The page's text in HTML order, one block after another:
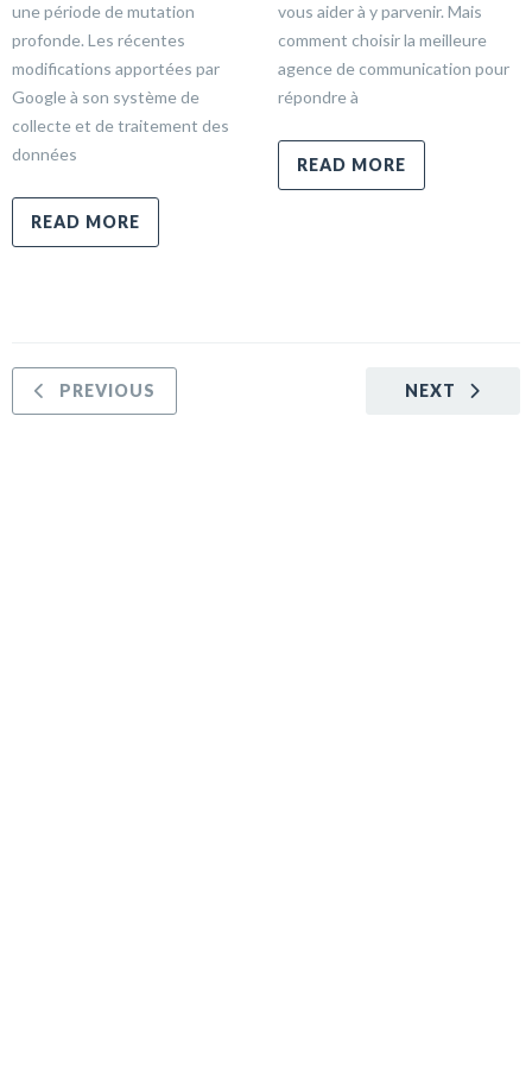
une période de mutation
profonde. Les récentes
modifications apportées par
Google à son système de
collecte et de traitement des
données
READ MORE
vous aider à y parvenir. Mais
comment choisir la meilleure
agence de communication pour
répondre à
READ MORE
NEXT
PREVIOUS